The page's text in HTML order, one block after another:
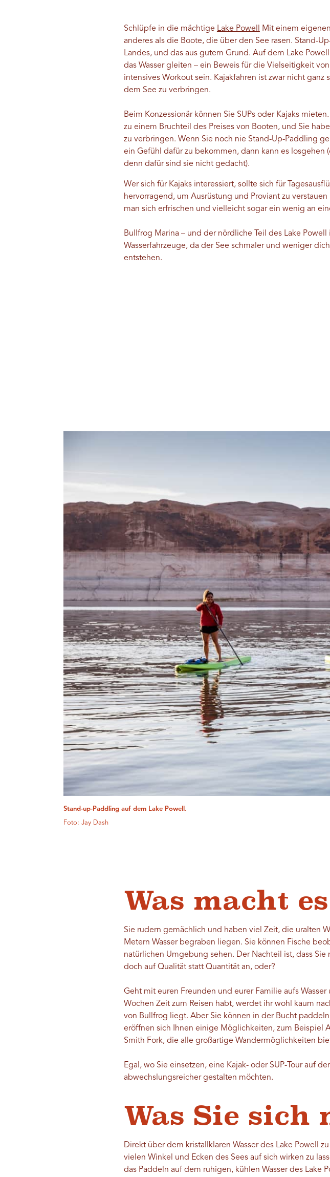
Schlüpfe in die mächtige Lake Powell
Mit einem
anderes als die Boote, die über den See rasen. Stand-
Landes, und das aus gutem Grund. Auf dem Lake
das Wasser gleiten – ein Beweis für die Vielseitigkeit
intensives Workout sein. Kajakfahren ist zwar nicht
dem See zu verbringen.
Beim Konzessionär können Sie SUPs oder Kajaks mieten.
zu einem Bruchteil des Preises von Booten, und Sie
zu verbringen. Wenn Sie noch nie Stand-Up-Paddling
ein Gefühl dafür zu bekommen, dann kann es losgehen
denn dafür sind sie nicht gedacht).
Wer sich für Kajaks interessiert, sollte sich für
hervorragend, um Ausrüstung und Proviant zu
man sich erfrischen und vielleicht sogar ein wenig an
Bullfrog Marina – und der nördliche Teil des Lake
Wasserfahrzeuge, da der See schmaler und weniger
entstehen.
Stand-up-Paddling auf dem Lake Powell.
Foto: Jay Dash
Was macht
Sie rudern gemächlich und haben viel Zeit, die uralten
Metern Wasser begraben liegen. Sie können Fische
natürlichen Umgebung sehen. Der Nachteil ist, dass
doch auf Qualität statt Quantität an, oder?
Geht mit euren Freunden und eurer Familie aufs
Wochen Zeit zum Reisen habt, werdet ihr wohl kaum
von Bullfrog liegt. Aber Sie können in der Bucht
eröffnen sich Ihnen einige Möglichkeiten, zum Beispiel
Smith Fork, die alle großartige Wandermöglichkeiten
Egal, wo Sie einsetzen, eine Kajak- oder SUP-Tour auf
abwechslungsreicher gestalten möchten.
Was Sie sich
Direkt über dem kristallklaren Wasser des Lake Powell
vielen Winkel und Ecken des Sees auf sich wirken zu
das Paddeln auf dem ruhigen, kühlen Wasser des Lake